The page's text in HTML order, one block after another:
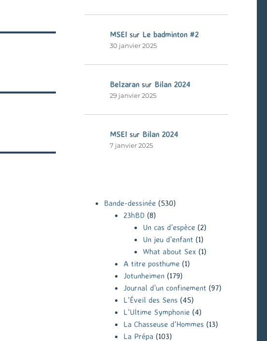
MSEIsur Le badminton #2
30 janvier 2025
Belzaransur Bilan 2024
29 janvier 2025
MSEIsur Bilan 2024
7 janvier 2025
Bande-dessinée (530)
23hBD (8)
Un cas d'espèce (2)
Un jeu d'enfant (1)
What about Sex (1)
A titre posthume (1)
Jotunheimen (179)
Journal d'un confinement (97)
L'Éveil des Sens (45)
L'Ultime Symphonie (4)
La Chasseuse d'Hommes (13)
La Prépa(103)